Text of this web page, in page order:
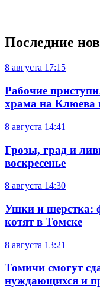
Последние
8 августа 17:15
Рабочие
храма на Клюева
8 августа 14:41
Грозы, град и
воскресенье
8 августа 14:30
Ушки и шерстка:
котят в Томске
8 августа 13:21
Томичи смогут
нуждающихся и